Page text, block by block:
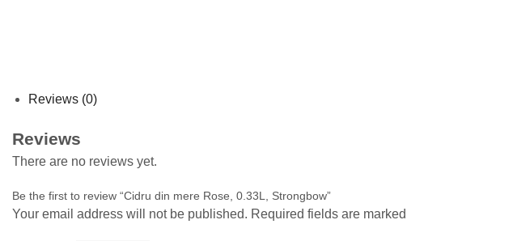
Reviews (0)
Reviews
There are no reviews yet.
Be the first to review “Cidru din mere Rose, 0.33L, Strongbow”
Your email address will not be published. Required fields are marked